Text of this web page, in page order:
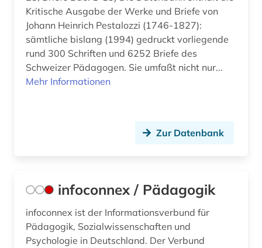
Kritische Ausgabe der Werke und Briefe von
Johann Heinrich Pestalozzi (1746-1827):
sämtliche bislang (1994) gedruckt vorliegende
rund 300 Schriften und 6252 Briefe des
Schweizer Pädagogen. Sie umfaßt nicht nur...
Mehr Informationen
Zur Datenbank
infoconnex / Pädagogik
infoconnex ist der Informationsverbund für
Pädagogik, Sozialwissenschaften und
Psychologie in Deutschland. Der Verbund